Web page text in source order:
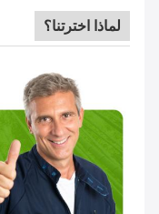
لماذا اخترتنا؟